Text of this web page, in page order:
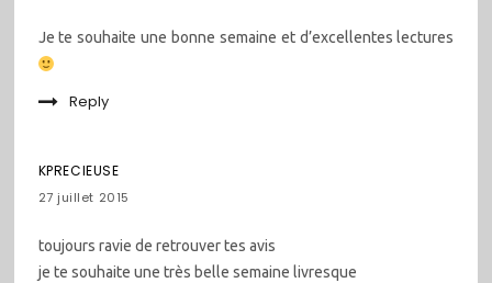
Je te souhaite une bonne semaine et d’excellentes lectures
Reply
KPRECIEUSE
27 juillet 2015
toujours ravie de retrouver tes avis
je te souhaite une très belle semaine livresque